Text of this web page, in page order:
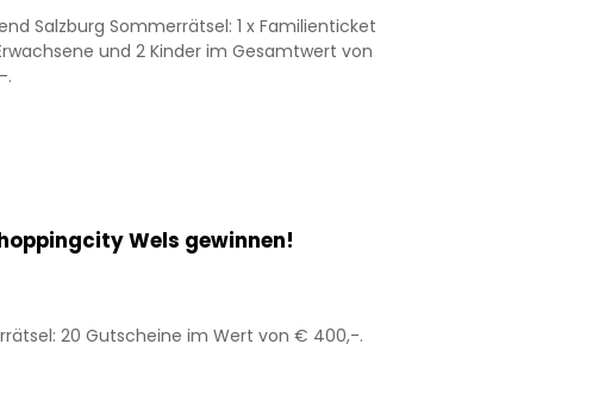
Salzburg Sommerrätsel: 1 x Familienticket
und 2 Kinder im Gesamtwert von
.
Wels gewinnen!
20 Gutscheine im Wert von € 400,-.